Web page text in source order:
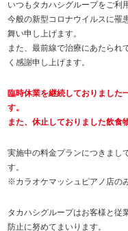
いつもタカハシグループをご利
今般の新型コロナウイルスに罹
舞い申し上げます。
また、最前線で治療にあたられ
く感謝申し上げます。
臨時休業を継続しておりました
す。
また、休止しておりました飲食
実施中の料金プランにつきまし
す。
※カラオケマッシュピアノ店の
タカハシグループはお客様と従
防止に努めてまいります。